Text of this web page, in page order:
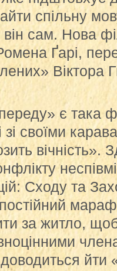
спільну
сам. Нова
Ґарі,
Віктора
є така
зі своїми
вічність».
Сходу та
за житло,
йти